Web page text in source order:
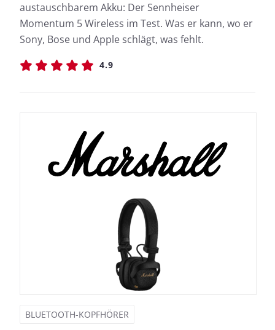
austauschbarem Akku: Der Sennheiser
Momentum 5 Wireless im Test. Was er kann, wo er
Sony, Bose und Apple schlägt, was fehlt.
4.9
BLUETOOTH-KOPFHÖRER